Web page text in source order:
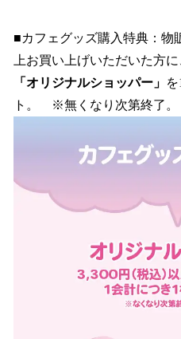
■カフェグッズ購入特典：物
上お買い上げいただいた方に
「オリジナルショッパー」
ト。 ※無くなり次第終了。